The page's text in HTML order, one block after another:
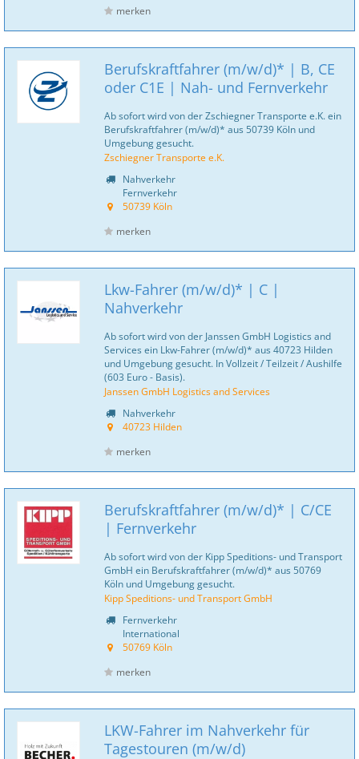
merken
Berufskraftfahrer (m/w/d)* | B, CE
oder C1E | Nah- und Fernverkehr
Ab sofort wird von der Zschiegner Transporte e.K. ein
Berufskraftfahrer (m/w/d)* aus 50739 Köln und
Umgebung gesucht.
Zschiegner Transporte e.K.
Nahverkehr
Fernverkehr
50739 Köln
merken
Lkw-Fahrer (m/w/d)* | C |
Nahverkehr
Ab sofort wird von der Janssen GmbH Logistics and
Services ein Lkw-Fahrer (m/w/d)* aus 40723 Hilden
und Umgebung gesucht. In Vollzeit / Teilzeit / Aushilfe
(603 Euro - Basis).
Janssen GmbH Logistics and Services
Nahverkehr
40723 Hilden
merken
Berufskraftfahrer (m/w/d)* | C/CE
| Fernverkehr
Ab sofort wird von der Kipp Speditions- und Transport
GmbH ein Berufskraftfahrer (m/w/d)* aus 50769
Köln und Umgebung gesucht.
Kipp Speditions- und Transport GmbH
Fernverkehr
International
50769 Köln
merken
LKW-Fahrer im Nahverkehr für
Tagestouren (m/w/d)